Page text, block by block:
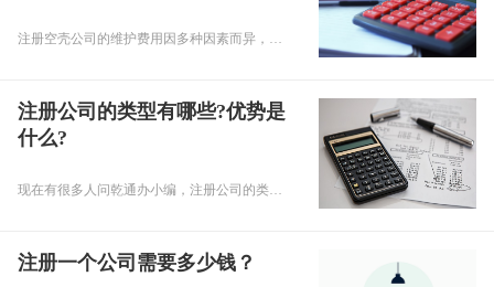
注册空壳公司的维护费用因多种因素而异，包括地区、公司类型、业务规模等。但通常来说，以下几个方面是维护费用中的主要开支：
注册公司的类型有哪些?优势是
什么?
现在有很多人问乾通办小编，注册公司的类型有哪些?优势是什么?下面就让小编为大家回答关于注册公司的问题吧。
注册一个公司需要多少钱？